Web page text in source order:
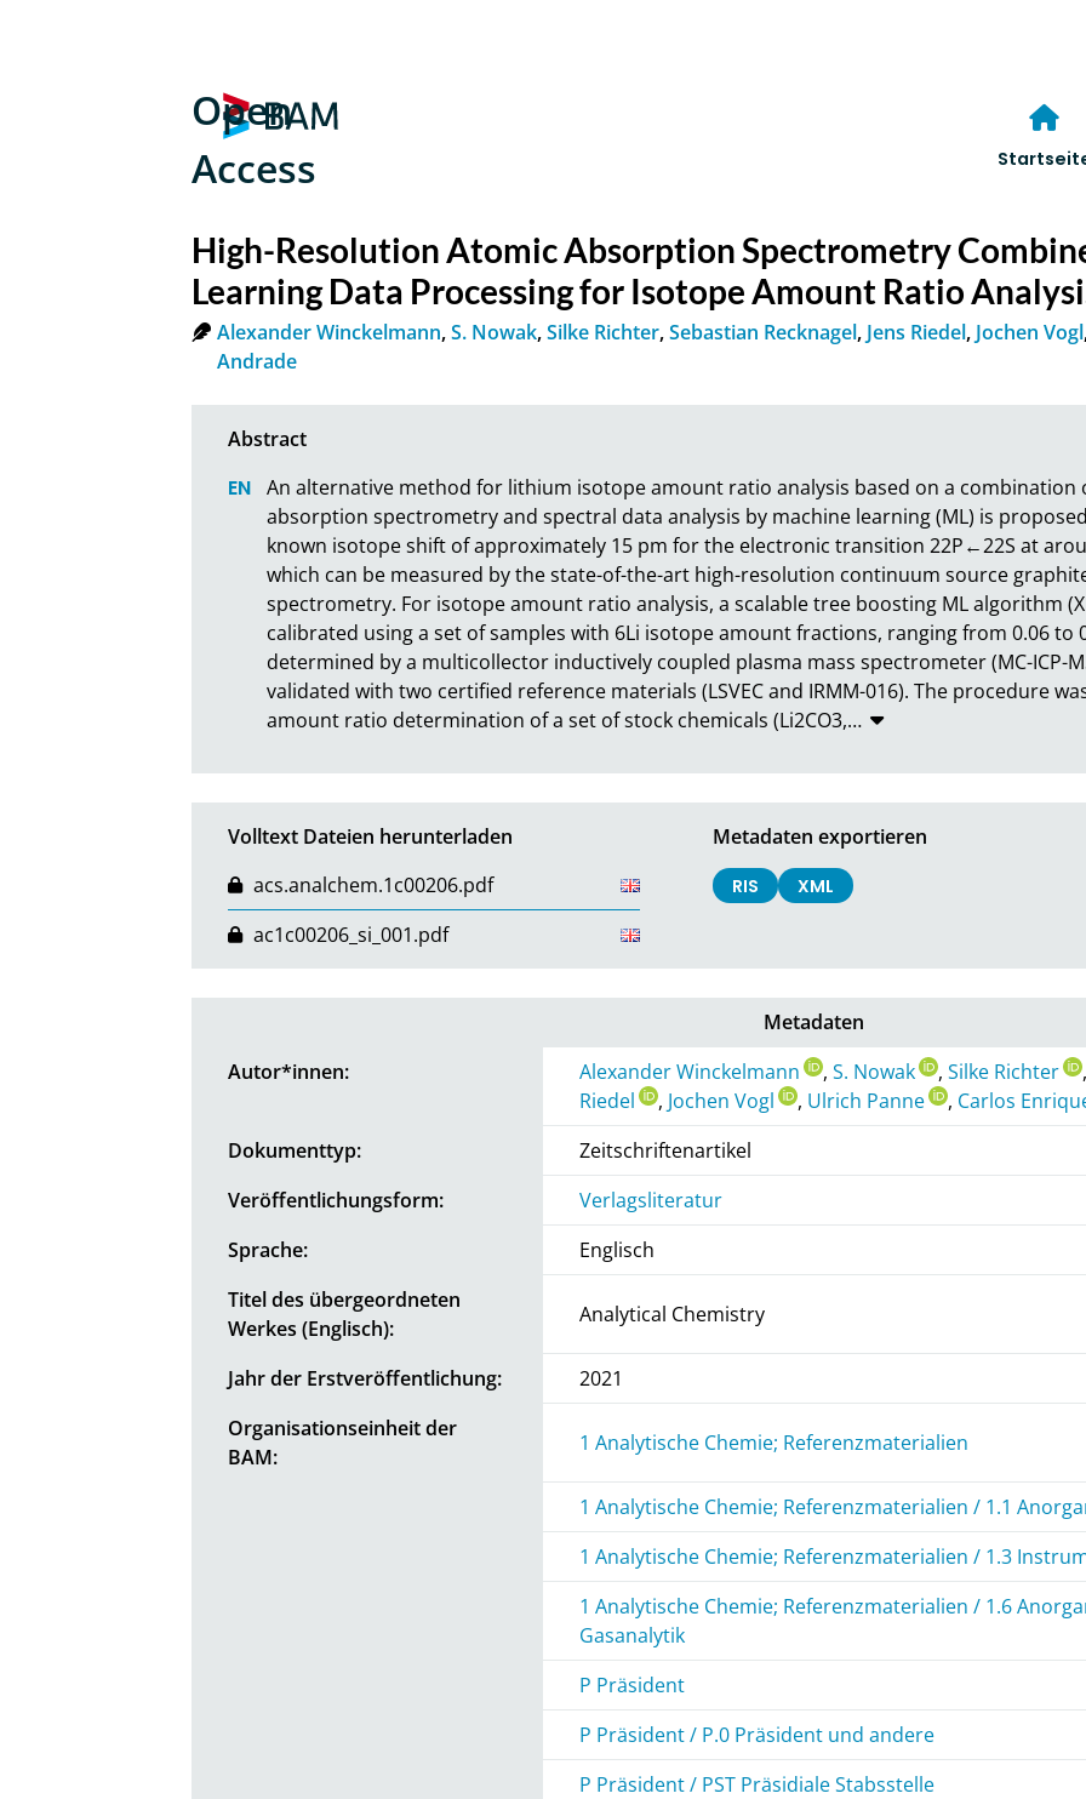
Open
Access
High-Resolution Atomic Absorption Spectrometry
Learning Data Processing for Isotope Amount Ratio
Alexander Winckelmann,S. Nowak,Silke Richter,Sebastian Recknagel, Jens Riedel, Jochen Vogl
Andrade
An alternative method for lithium isotope amount ratio analysis based on a
absorption spectrometry and spectral data analysis by machine learning (ML) is
known isotope shift of approximately 15 pm for the electronic transition 22P←22S at
which can be measured by the state-of-the-art high-resolution continuum source
spectrometry. For isotope amount ratio analysis, a scalable tree boosting ML algorithm
calibrated using a set of samples with 6Li isotope amount fractions, ranging from 0.06 to
determined by a multicollector inductively coupled plasma mass spectrometer (MC-ICP-
validated with two certified reference materials (LSVEC and IRMM-016). The procedure
amount ratio determination of a set of stock chemicals (Li2CO3,…
Volltext Dateien herunterladen
acs.analchem.1c00206.pdf
ac1c00206_si_001.pdf
Metadaten exportieren
RIS XML
Metadaten
Autor*innen:
Alexander Winckelmann ,S. Nowak ,Silke Richter
Riedel
, Jochen Vogl , Ulrich Panne , Carlos
Dokumenttyp:
Zeitschriftenartikel
Veröffentlichungsform:
Verlagsliteratur
Sprache:
Englisch
Titel des übergeordneten
Werkes (Englisch):
Analytical Chemistry
Jahr der Erstveröffentlichung:
2021
Organisationseinheit der
BAM:
1 Analytische Chemie; Referenzmaterialien
1 Analytische Chemie; Referenzmaterialien / 1.1
1 Analytische Chemie; Referenzmaterialien / 1.3
1 Analytische Chemie; Referenzmaterialien / 1.6
Gasanalytik
P Präsident
P Präsident / P.0 Präsident und andere
P Präsident / PST Präsidiale Stabsstelle